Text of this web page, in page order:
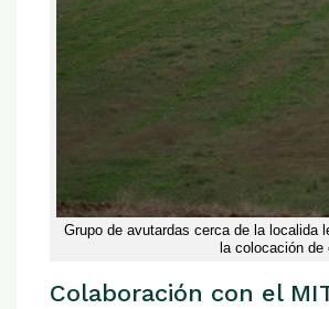
Grupo de avutardas cerca de la localida
la colocación
Colaboración con el